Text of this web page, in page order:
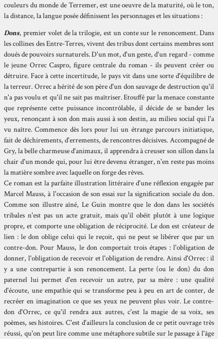
couleurs du monde de Terremer, est une oeuvre de la maturité, où le ton,
la distance, la langue posée définissent les personnages et les situations :
Dons, premier volet de la trilogie, est un conte sur le renoncement. Dans
les collines des Entre-Terres, vivent des tribus dont certains membres sont
doués de pouvoirs surnaturels. D'un mot, d'un geste, d'un regard - comme
le jeune Orrec Caspro, figure centrale du roman - ils peuvent créer ou
détruire. Face à cette incertitude, le pays vit dans une sorte d'équilibre de
la terreur. Orrec a hérité de son père d'un don sauvage de destruction qu'il
n'a pas voulu et qu'il ne sait pas maîtriser. Etouffé par la menace constante
que représente cette puissance incontrôlable, il décide de se bander les
yeux, renonçant à son don mais aussi à son destin, au milieu social qui l'a
vu naître. Commence dès lors pour lui un étrange parcours initiatique,
fait de déchirements, d'errements, de rencontres décisives. Accompagné de
Gry, la belle charmeuse d'animaux, il apprendra à creuser son sillon dans la
chair d'un monde qui, pour lui être devenu étranger, n'en reste pas moins
la matière sombre avec laquelle on forge des rêves.
Ce roman est la parfaite illustration littéraire d'une réflexion engagée par
Marcel Mauss, à l'occasion de son essai sur la signification sociale du don.
Comme son illustre aîné, Le Guin montre que le don dans les sociétés
tribales n'est pas un acte gratuit, mais qu'il obéit plutôt à une logique
propre, et comporte une obligation de réciprocité. Le don est créateur de
lien : le don oblige celui qui le reçoit, qui ne peut se libérer que par un
contre-don. Pour Mauss, le don comportait trois étapes : l'obligation de
donner, l'obligation de recevoir et l'obligation de rendre. Ainsi d'Orrec : il
y a une contrepartie à son renoncement. La perte (ou le don) du don
paternel lui permet d'en recevoir un autre, par sa mère : une qualité
d'écoute, une empathie qui se transforme peu à peu en art de conter, de
recréer en imagination ce que ses yeux ne peuvent plus voir. Le contre-
don d'Orrec, ce qu'il rendra aux autres, c'est la magie de sa voix, ses
poèmes, ses histoires. C'est d'ailleurs la conclusion de ce petit ouvrage très
réussi, qu'on peut lire comme une métaphore subtile sur le passage à l'âge